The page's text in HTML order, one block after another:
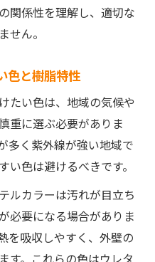
関係性を理解し、適切な
せん。
色と樹脂特性
たい色は、地域の気候や
重に選ぶ必要がありま
多く紫外線が強い地域で
色は避けるべきです。
ルカラーは汚れが目立ち
必要になる場合がありま
を吸収しやすく、外壁の
す。これらの色はウレタ